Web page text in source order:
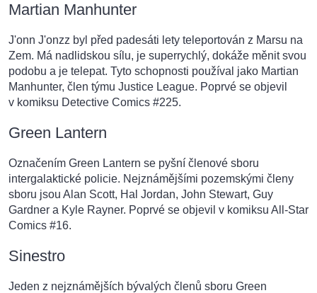
Martian Manhunter
J'onn J'onzz byl před padesáti lety teleportován z Marsu na
Zem. Má nadlidskou sílu, je superrychlý, dokáže měnit svou
podobu a je telepat. Tyto schopnosti používal jako Martian
Manhunter, člen týmu Justice League. Poprvé se objevil
v komiksu Detective Comics #225.
Green Lantern
Označením Green Lantern se pyšní členové sboru
intergalaktické policie. Nejznámějšími pozemskými členy
sboru jsou Alan Scott, Hal Jordan, John Stewart, Guy
Gardner a Kyle Rayner. Poprvé se objevil v komiksu All-Star
Comics #16.
Sinestro
Jeden z nejznámějších bývalých členů sboru Green